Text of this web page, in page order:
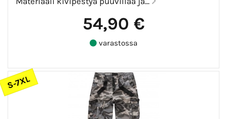
54,90 €
varastossa
S-7XL